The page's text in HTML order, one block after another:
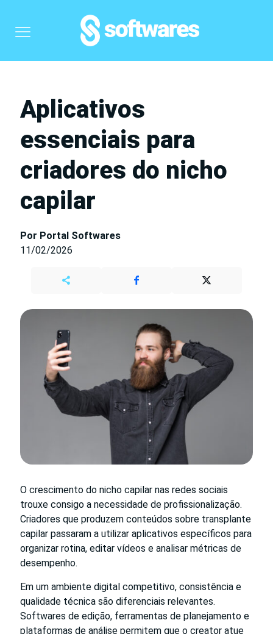
Aplicativos
essenciais para
criadores do nicho
capilar
Por Portal Softwares
11/02/2026
O crescimento do nicho capilar nas redes sociais
trouxe consigo a necessidade de profissionalização.
Criadores que produzem conteúdos sobre transplante
capilar passaram a utilizar aplicativos específicos para
organizar rotina, editar vídeos e analisar métricas de
desempenho.
Em um ambiente digital competitivo, consistência e
qualidade técnica são diferenciais relevantes.
Softwares de edição, ferramentas de planejamento e
plataformas de análise permitem que o creator atue